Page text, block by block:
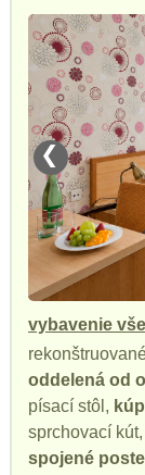
❮
vybavenie
oddelená od
písací stôl,
sprchovací
spojené